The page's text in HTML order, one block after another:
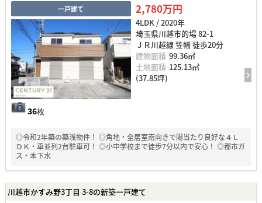
一戸建て
36枚
2,780万円
4LDK / 2020年
埼玉県川越市的場 82-1
ＪＲ川越線 笠幡 徒歩20分
建物面積 99.36㎡
土地面積 125.13㎡
(37.85坪)
◎令和2年築の築浅物件！ ◎角地・全居室南向きで陽当たり良好な４Ｌ
ＤＫ・車並列2台駐車可！ ◎小中学校まで徒歩7分以内で安心！ ◎都市ガ
ス・本下水
川越市かすみ野3丁目 3-8の新築一戸建て